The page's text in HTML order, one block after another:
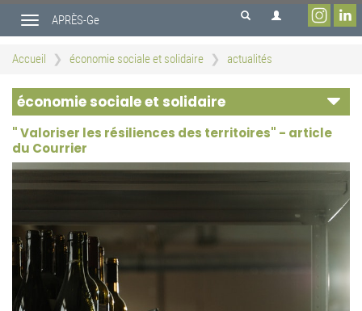
contenu
Toggle
navigation
APRÈS-Ge
Accueil économie sociale et solidaire actualités
économie sociale et solidaire
" Valoriser les résiliences des territoires" - article
du Courrier